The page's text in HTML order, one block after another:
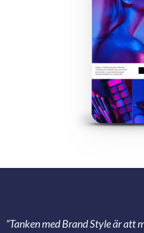
”Tanken med Brand Style är att